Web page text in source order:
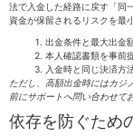
法で入金した経路に戻す「同
資金が保留されるリスクを最
出金条件と最大出金
本人確認書類を事前
入金時と同じ決済方
ただし、高額出金時にはカジ
前にサポートへ問い合わせて
依存を防ぐため